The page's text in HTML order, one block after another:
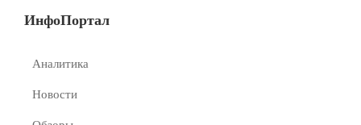
ИнфоПортал
Аналитика
Новости